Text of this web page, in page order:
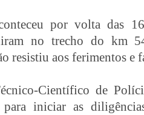
por volta das
no trecho do km
resistiu aos ferimentos e
Científico de
iniciar as